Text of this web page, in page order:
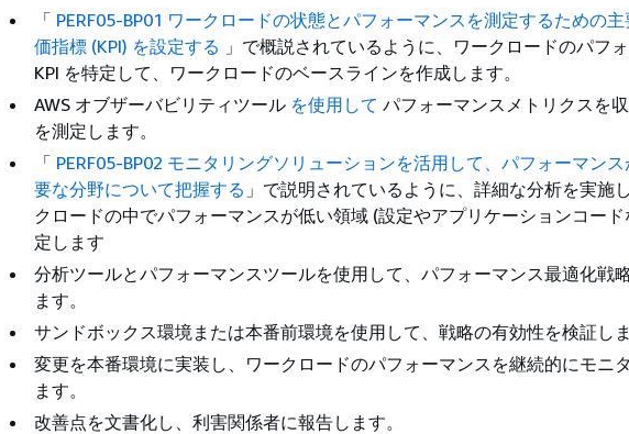
「 PERF05-BP01 ワークロードの状態とパフォーマンスを測定するための
価指標 (KPI) を設定する 」で概説されているように、ワークロードのパフ
KPI を特定して、ワークロードのベースラインを作成します。
AWS オブザーバビリティツール を使用して パフォーマンスメトリクスを
を測定します。
「 PERF05-BP02 モニタリングソリューションを活用して、パフォーマン
要な分野について把握する 」で説明されているように、詳細な分析を実施
クロードの中でパフォーマンスが低い領域 (設定やアプリケーションコー
定します
分析ツールとパフォーマンスツールを使用して、パフォーマンス最適化戦
ます。
サンドボックス環境または本番前環境を使用して、戦略の有効性を検証しま
変更を本番環境に実装し、ワークロードのパフォーマンスを継続的にモニ
ます。
改善点を文書化し、利害関係者に報告します。